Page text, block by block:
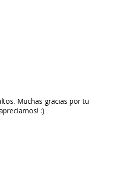
Muchas gracias por tu
:)